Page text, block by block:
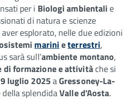
per i Biologi ambientali e
di natura e scienze
esplorato, nelle due edizioni
marinieterrestri,
sarà sull’ambiente montano,
di formazione e attivitàche si
luglio 2025aGressoney-La-
della splendidaValle d'Aosta.